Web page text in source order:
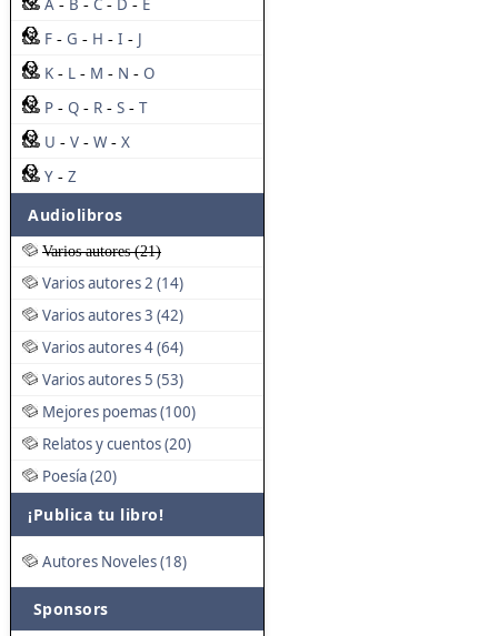
A - B - C - D - E
F - G - H - I - J
K - L - M - N - O
P - Q - R - S - T
U - V - W - X
Y - Z
Audiolibros
Varios autores (21)
Varios autores 2 (14)
Varios autores 3 (42)
Varios autores 4 (64)
Varios autores 5 (53)
Mejores poemas (100)
Relatos y cuentos (20)
Poesía (20)
¡Publica tu libro!
Autores Noveles (18)
Sponsors